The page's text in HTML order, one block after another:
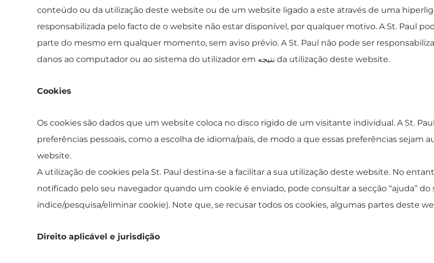
conteúdo ou da utilização deste website ou de um website ligado a este através de uma
responsabilizada pelo facto de o website não estar disponível, por qualquer motivo. A St. Paul
parte do mesmo em qualquer momento, sem aviso prévio. A St. Paul não pode ser
danos ao computador ou ao sistema do utilizador em نتیجه da utilização deste website.
Cookies
Os cookies são dados que um website coloca no disco rígido de um visitante individual. A St.
preferências pessoais, como a escolha de idioma/país, de modo a que essas preferências
website.
A utilização de cookies pela St. Paul destina-se a facilitar a sua utilização deste website. No
notificado pelo seu navegador quando um cookie é enviado, pode consultar a secção “ajuda”
índice/pesquisa/eliminar cookie). Note que, se recusar todos os cookies, algumas partes deste
Direito aplicável e jurisdição